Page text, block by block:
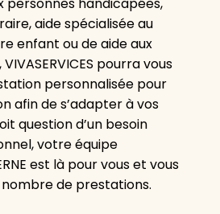
personnes handicapées,
aide spécialisée au
enfant ou de aide aux
pourra vous
personnalisée pour
afin de s’adapter à vos
question d’un besoin
votre équipe
est là pour vous et vous
de prestations.